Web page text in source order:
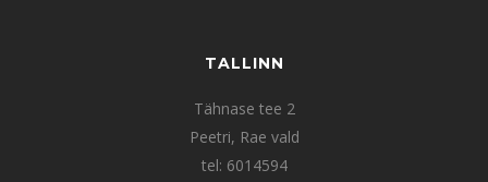
TALLINN
Tähnase tee 2
Peetri, Rae vald
tel: 6014594